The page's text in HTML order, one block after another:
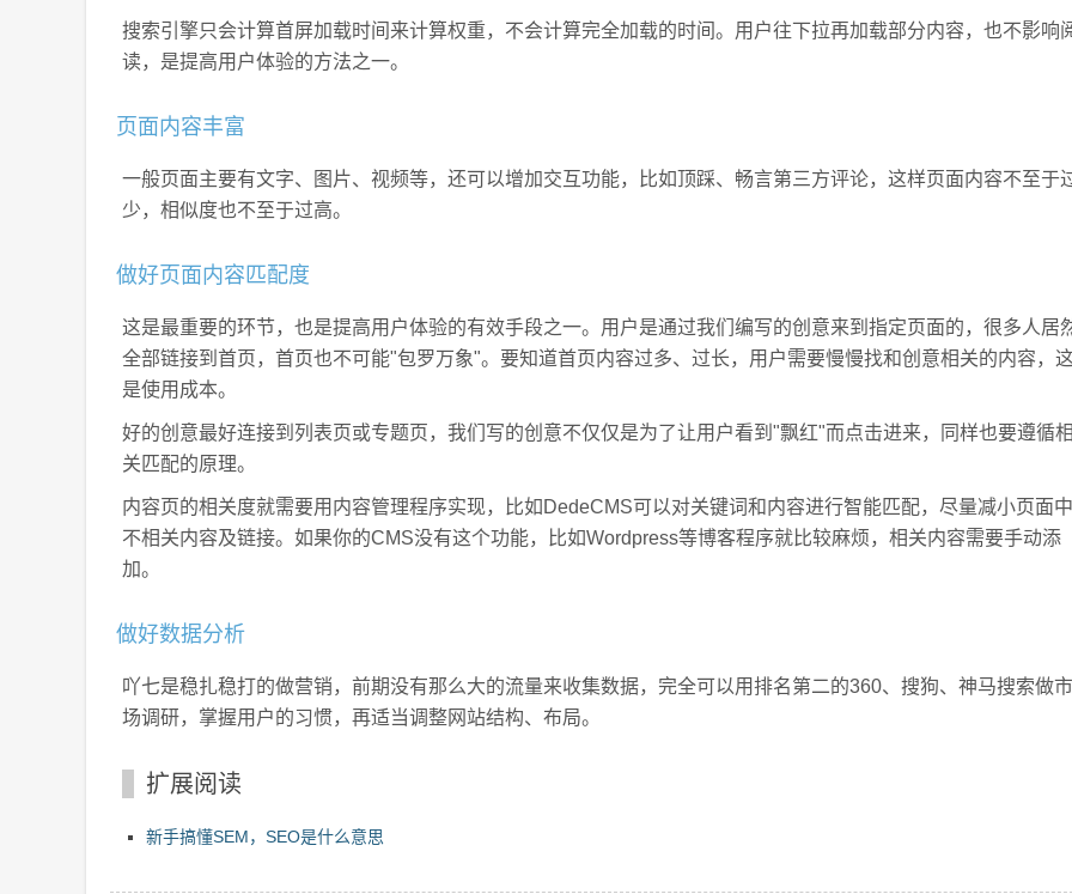
搜索引擎只会计算首屏加载时间来计算权重，不会计算完全加载的时间。用户往下拉再加载部分内容，也不影响
读，是提高用户体验的方法之一。
页面内容丰富
一般页面主要有文字、图片、视频等，还可以增加交互功能，比如顶踩、畅言第三方评论，这样页面内容不至于
少，相似度也不至于过高。
做好页面内容匹配度
这是最重要的环节，也是提高用户体验的有效手段之一。用户是通过我们编写的创意来到指定页面的，很多人居
全部链接到首页，首页也不可能"包罗万象"。要知道首页内容过多、过长，用户需要慢慢找和创意相关的内容，这
是使用成本。
好的创意最好连接到列表页或专题页，我们写的创意不仅仅是为了让用户看到"飘红"而点击进来，同样也要遵循相
关匹配的原理。
内容页的相关度就需要用内容管理程序实现，比如DedeCMS可以对关键词和内容进行智能匹配，尽量减小页面中
不相关内容及链接。如果你的CMS没有这个功能，比如Wordpress等博客程序就比较麻烦，相关内容需要手动添
加。
做好数据分析
吖七是稳扎稳打的做营销，前期没有那么大的流量来收集数据，完全可以用排名第二的360、搜狗、神马搜索做市
场调研，掌握用户的习惯，再适当调整网站结构、布局。
扩展阅读
新手搞懂SEM，SEO是什么意思